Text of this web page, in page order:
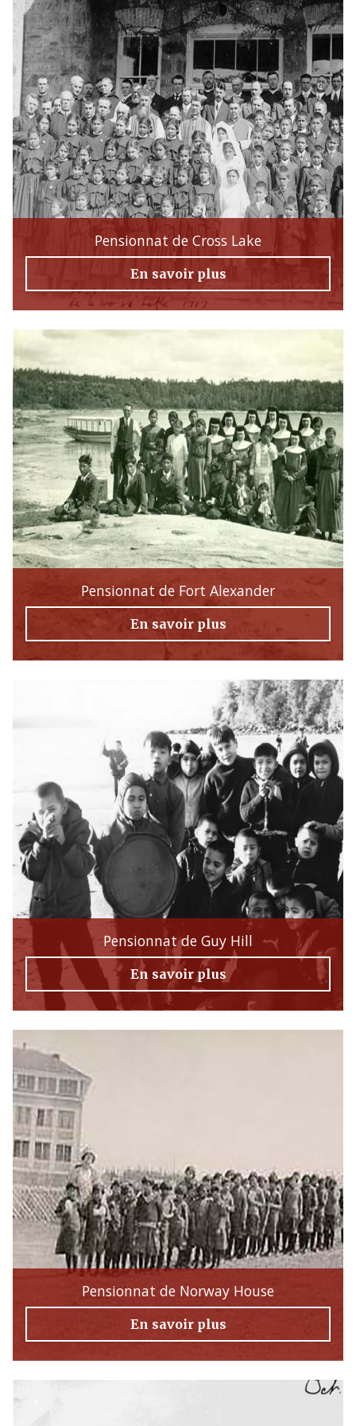
Pensionnat de Cross Lake
En savoir plus
Pensionnat de Fort Alexander
En savoir plus
Pensionnat de Guy Hill
En savoir plus
Pensionnat de Norway House
En savoir plus